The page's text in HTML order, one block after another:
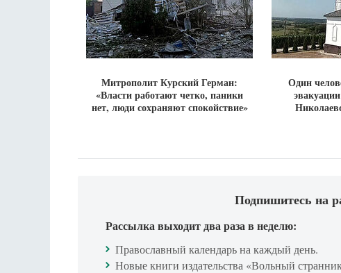
Митрополит Курский Герман:
«Власти работают четко, паники
нет, люди сохраняют спокойствие»
Один
Подпишитесь на
Рассылка выходит два раза в неделю:
Православный календарь на каждый день.
Новые книги издательства «Вольный